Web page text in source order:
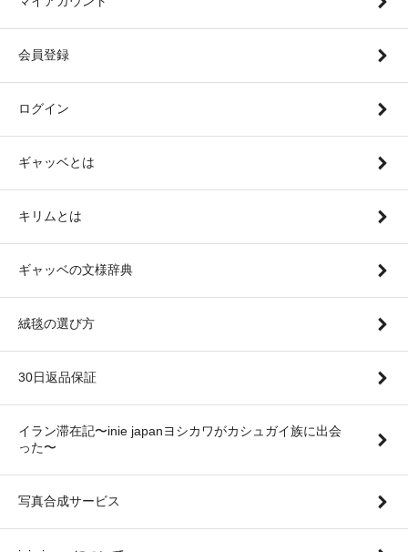
会員登録
ログイン
ギャッベとは
キリムとは
ギャッベの文様辞典
絨毯の選び方
30日返品保証
イラン滞在記〜inie japanヨシカワがカシュガイ族に出会
った〜
写真合成サービス